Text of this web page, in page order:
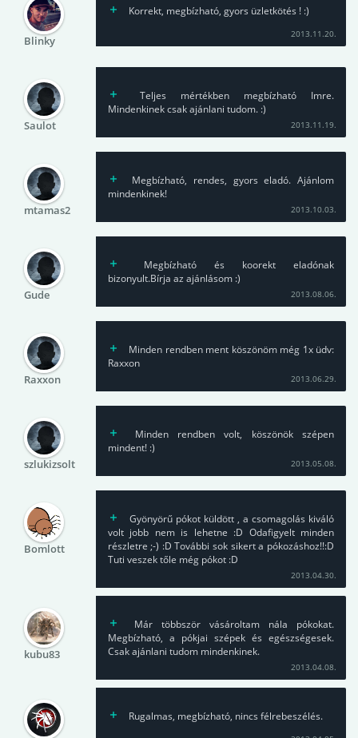
Blinky
Korrekt, megbízható, gyors üzletkötés ! :)
2013.11.20.
Saulot
Teljes mértékben megbízható Imre.
Mindenkinek csak ajánlani tudom. :)
2013.11.19.
mtamas2
Megbízható, rendes, gyors eladó. Ajánlom
mindenkinek!
2013.10.03.
Gude
Megbízható és koorekt eladónak
bizonyult.Bírja az ajánlásom :)
2013.08.06.
Raxxon
Minden rendben ment köszönöm még 1x üdv:
Raxxon
2013.06.29.
szlukizsolt
Minden rendben volt, köszönök szépen
mindent! :)
2013.05.08.
Bomlott
Gyönyörű pókot küldött , a csomagolás kiváló
volt jobb nem is lehetne :D Odafigyelt minden
részletre ;-) :D További sok sikert a pókozáshoz!!:D
Tuti veszek tőle még pókot :D
2013.04.30.
kubu83
Már többször vásároltam nála pókokat.
Megbízható, a pókjai szépek és egészségesek.
Csak ajánlani tudom mindenkinek.
2013.04.08.
Rugalmas, megbízható, nincs félrebeszélés.